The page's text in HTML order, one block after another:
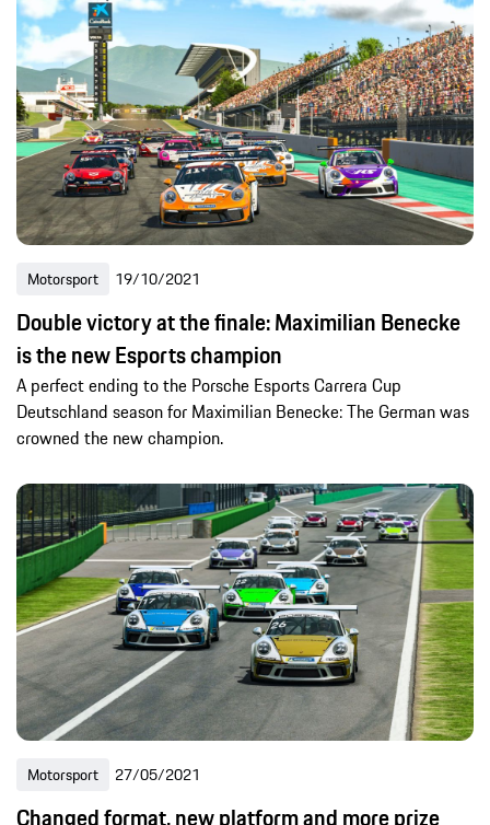
Motorsport 19/10/2021
Double victory at the finale: Maximilian Benecke
is the new Esports champion
A perfect ending to the Porsche Esports Carrera Cup
Deutschland season for Maximilian Benecke: The German was
crowned the new champion.
Motorsport 27/05/2021
Changed format, new platform and more prize